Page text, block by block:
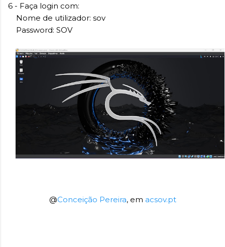
6 - Faça login com:
Nome de utilizador: sov
Password: SOV
@Conceição Pereira, em acsov.pt